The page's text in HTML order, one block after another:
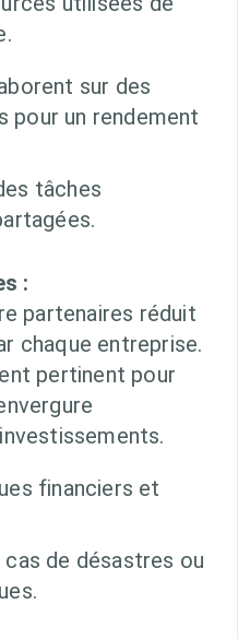
sur des
pour un rendement
tâches
:
partenaires réduit
chaque entreprise.
pertinent pour
financiers et
de désastres ou